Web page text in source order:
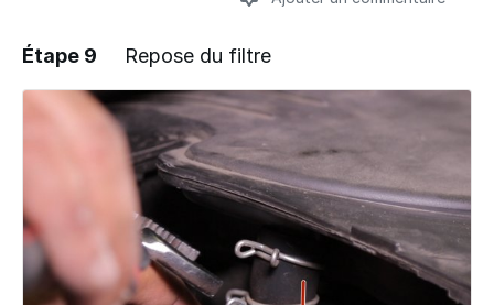
Ajouter un commentaire
Étape 9 Repose du filtre